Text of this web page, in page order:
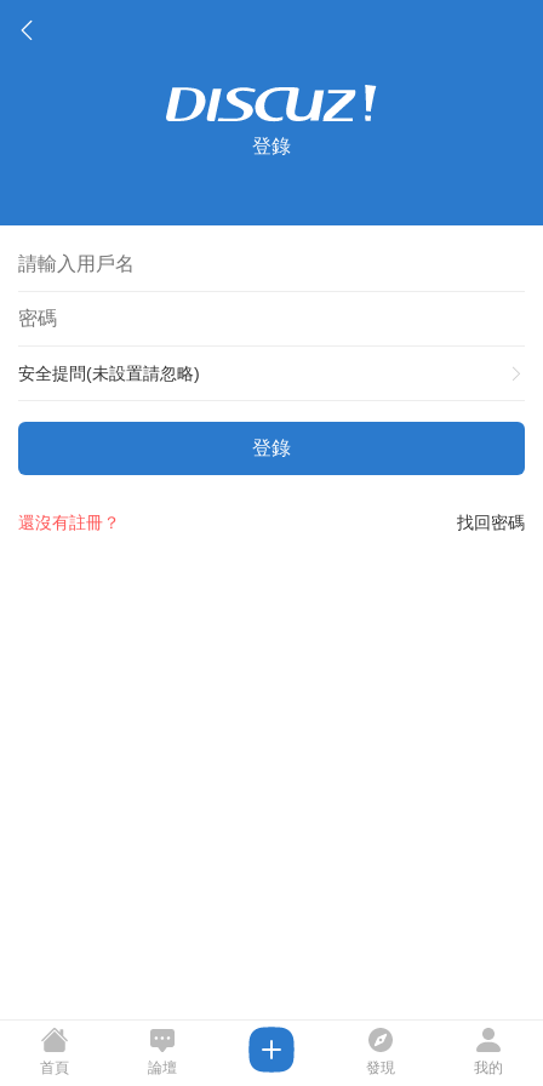
登錄
安全提問(未設置請忽略)
登錄
找回密碼
還沒有註冊？
首頁 論壇 發現 我的